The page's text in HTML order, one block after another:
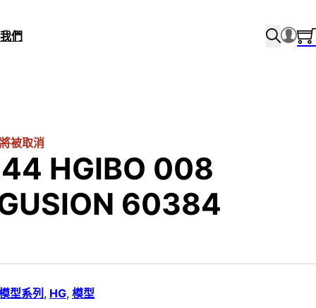
們
被取消
HGIBO 008
60384
型系列 , HG, 模型